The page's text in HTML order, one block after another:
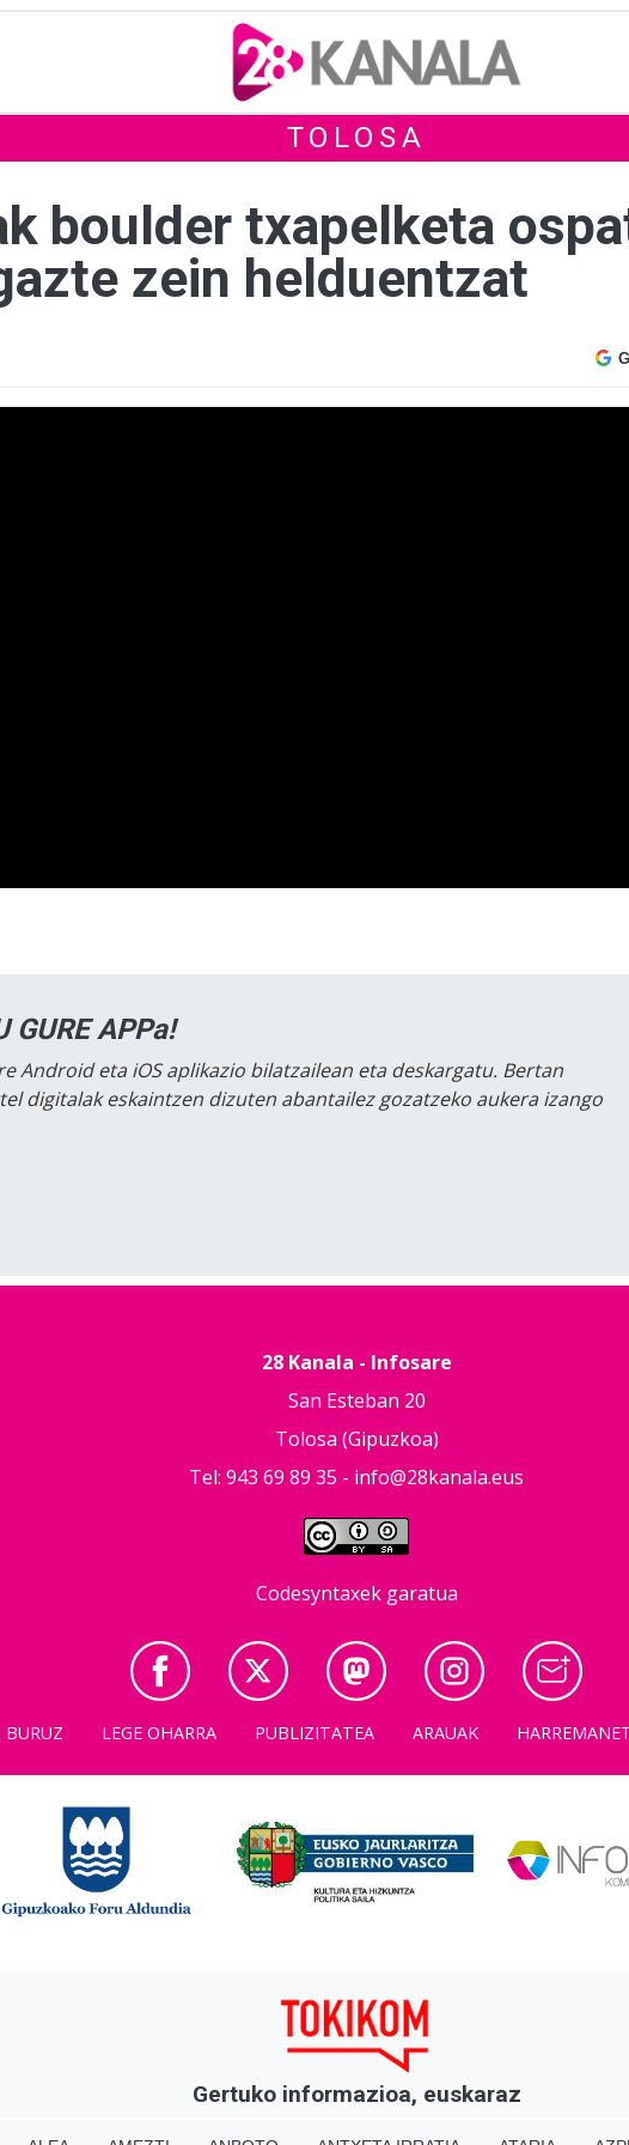
TOLOSA
boulder txapelketa
zein helduentzat
GURE APPa!
Android eta iOS aplikazio bilatzailean eta deskargatu. Bertan
digitalak eskaintzen dizuten abantailez gozatzeko aukera izango
28 Kanala - Infosare
San Esteban 20
Tolosa (Gipuzkoa)
Tel: 943 69 89 35 - info@28kanala.eus
Codesyntaxek garatua
BURUZ LEGE OHARRA PUBLIZITATEA ARAUAK
Gertuko informazioa, euskaraz